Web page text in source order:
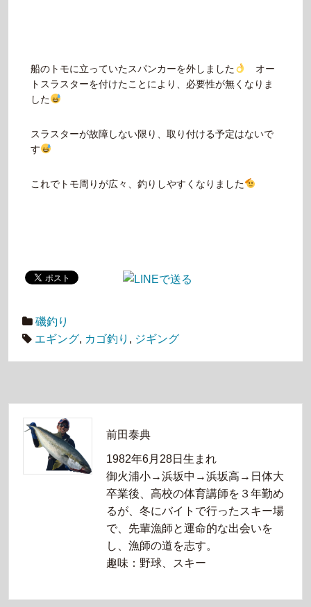
船のトモに立っていたスパンカーを外しました
オー
トスラスターを付けたことにより、必要性が無くなりま
した
スラスターが故障しない限り、取り付ける予定はないで
す
これでトモ周りが広々、釣りしやすくなりました
磯釣り
エギング, カゴ釣り , ジギング
前田泰典
1982年6月28日生まれ
御火浦小→浜坂中→浜坂高→日体大
卒業後、高校の体育講師を３年勤め
るが、冬にバイトで行ったスキー場
で、先輩漁師と運命的な出会いを
し、漁師の道を志す。
趣味：野球、スキー